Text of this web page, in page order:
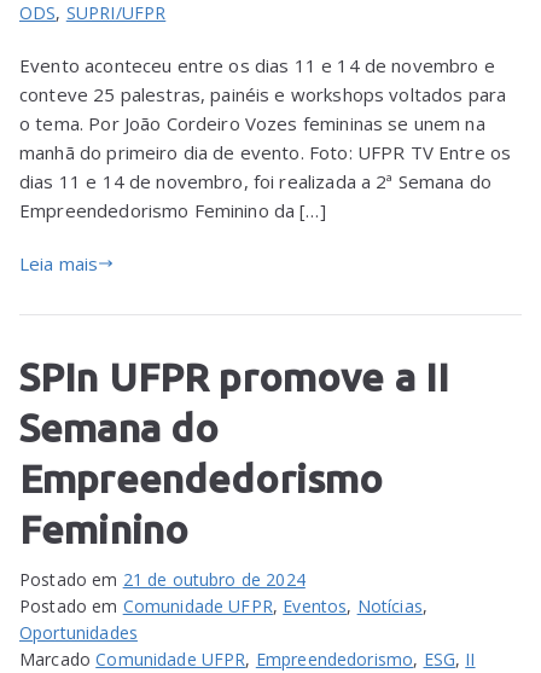
ODS, SUPRI/UFPR
Evento aconteceu entre os dias 11 e 14 de novembro e
conteve 25 palestras, painéis e workshops voltados para
o tema. Por João Cordeiro Vozes femininas se unem na
manhã do primeiro dia de evento. Foto: UFPR TV Entre os
dias 11 e 14 de novembro, foi realizada a 2ª Semana do
Empreendedorismo Feminino da […]
Leia mais
SPIn UFPR promove a II
Semana do
Empreendedorismo
Feminino
Postado em 21 de outubro de 2024
Postado em Comunidade UFPR, Eventos, Notícias,
Oportunidades
MarcadoComunidade UFPR, Empreendedorismo, ESG, II